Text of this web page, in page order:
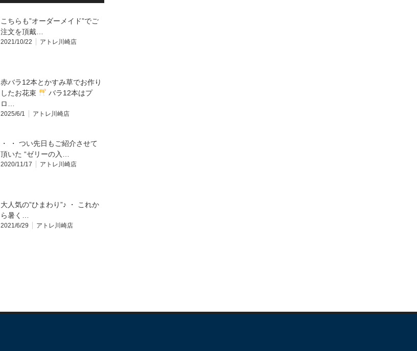
こちらも”オーダーメイド”でご
注文を頂戴…
2021/10/22 アトレ川崎店
赤バラ12本とかすみ草でお作り
したお花束
バラ12本はプ
ロ…
2025/6/1 アトレ川崎店
・ ・ つい先日もご紹介させて
頂いた “ゼリーの入…
2020/11/17 アトレ川崎店
大人気の”ひまわり”♪ ・ これか
ら暑く…
2021/6/29 アトレ川崎店